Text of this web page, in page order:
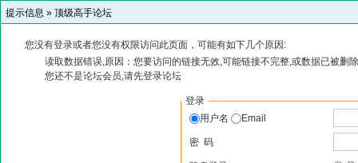
提示信息 » 顶级高手论坛
您没有登录或者您没有权限访问此页面，可能有如下几个原因:
读取数据错误,原因：您要访问的链接无效,可能链接不完整,或数据已被删
您还不是论坛会员,请先登录论坛
登录
用户名
Email
密 码